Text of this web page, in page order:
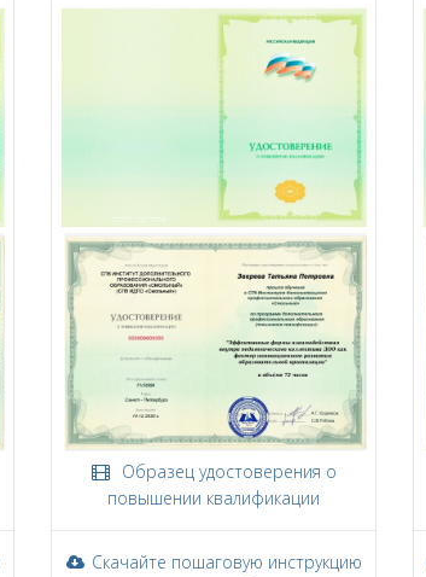
Образец удостоверения о
повышении квалификации
Скачайте пошаговую инструкцию